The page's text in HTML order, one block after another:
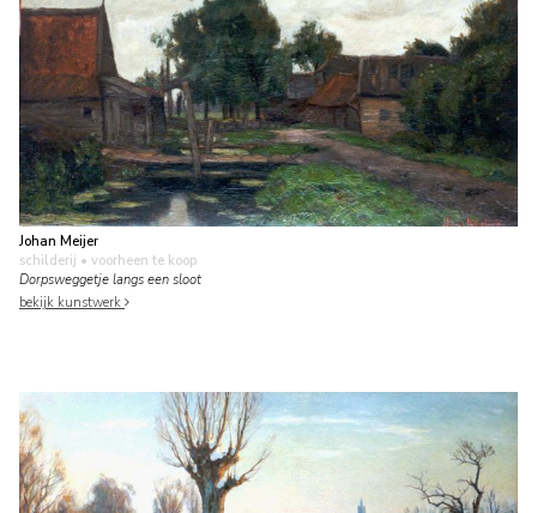
Johan Meijer
schilderij • voorheen te koop
Dorpsweggetje langs een sloot
bekijk kunstwerk